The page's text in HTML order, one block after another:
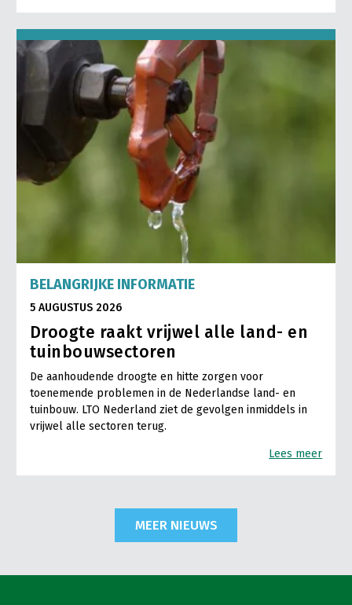
BELANGRIJKE INFORMATIE
5 AUGUSTUS 2026
Droogte raakt vrijwel alle land- en
tuinbouwsectoren
De aanhoudende droogte en hitte zorgen voor
toenemende problemen in de Nederlandse land- en
tuinbouw. LTO Nederland ziet de gevolgen inmiddels in
vrijwel alle sectoren terug.
Lees meer
MEER NIEUWS